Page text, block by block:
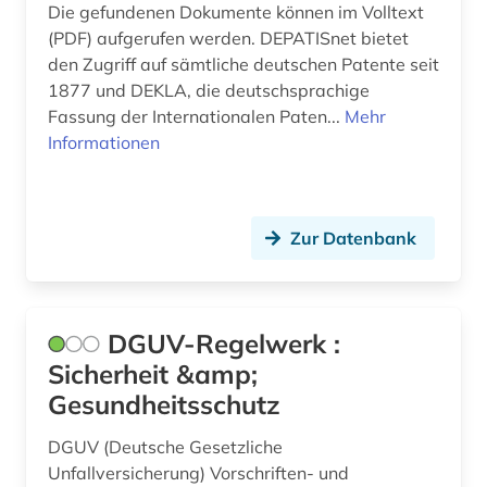
Die gefundenen Dokumente können im Volltext
(PDF) aufgerufen werden. DEPATISnet bietet
den Zugriff auf sämtliche deutschen Patente seit
1877 und DEKLA, die deutschsprachige
Fassung der Internationalen Paten... Mehr
Informationen
Zur Datenbank
DGUV-Regelwerk :
Sicherheit &amp;
Gesundheitsschutz
DGUV (Deutsche Gesetzliche
Unfallversicherung) Vorschriften- und